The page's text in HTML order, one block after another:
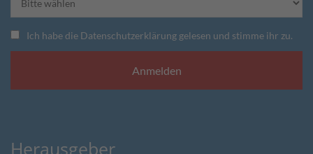
Ich habe die Datenschutzerklärung gelesen und stimme ihr zu.
Herausgeber